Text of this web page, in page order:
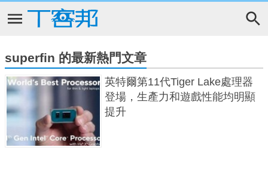
superfin 的最新熱門文章
英特爾第11代Tiger Lake處理器
登場，生產力和遊戲性能均明顯
提升